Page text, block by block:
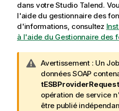
dans votreStudio Talend.
l'aide du gestionnaire des
d'informations, consultez
à l'aide du Gestionnaire des
N
o
t
e
I
Avertissement : Un
données SOAP
tESBProviderRequest
opération de service
être publié